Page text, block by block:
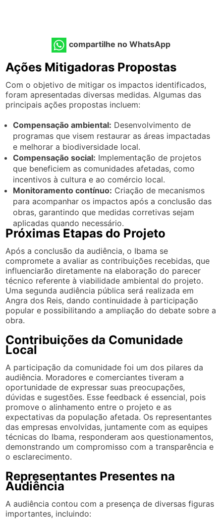
compartilhe no WhatsApp
Ações Mitigadoras Propostas
Com o objetivo de mitigar os impactos identificados,
foram apresentadas diversas medidas. Algumas das
principais ações propostas incluem:
Compensação ambiental: Desenvolvimento de
programas que visem restaurar as áreas impactadas
e melhorar a biodiversidade local.
Compensação social: Implementação de projetos
que beneficiem as comunidades afetadas, como
incentivos à cultura e ao comércio local.
Monitoramento contínuo: Criação de mecanismos
para acompanhar os impactos após a conclusão das
obras, garantindo que medidas corretivas sejam
aplicadas quando necessário.
Próximas Etapas do Projeto
Após a conclusão da audiência, o Ibama se
compromete a avaliar as contribuições recebidas, que
influenciarão diretamente na elaboração do parecer
técnico referente à viabilidade ambiental do projeto.
Uma segunda audiência pública será realizada em
Angra dos Reis, dando continuidade à participação
popular e possibilitando a ampliação do debate sobre a
obra.
Contribuições da Comunidade
Local
A participação da comunidade foi um dos pilares da
audiência. Moradores e comerciantes tiveram a
oportunidade de expressar suas preocupações,
dúvidas e sugestões. Esse feedback é essencial, pois
promove o alinhamento entre o projeto e as
expectativas da população afetada. Os representantes
das empresas envolvidas, juntamente com as equipes
técnicas do Ibama, responderam aos questionamentos,
demonstrando um compromisso com a transparência e
o esclarecimento.
Representantes Presentes na
Audiência
A audiência contou com a presença de diversas figuras
importantes, incluindo: